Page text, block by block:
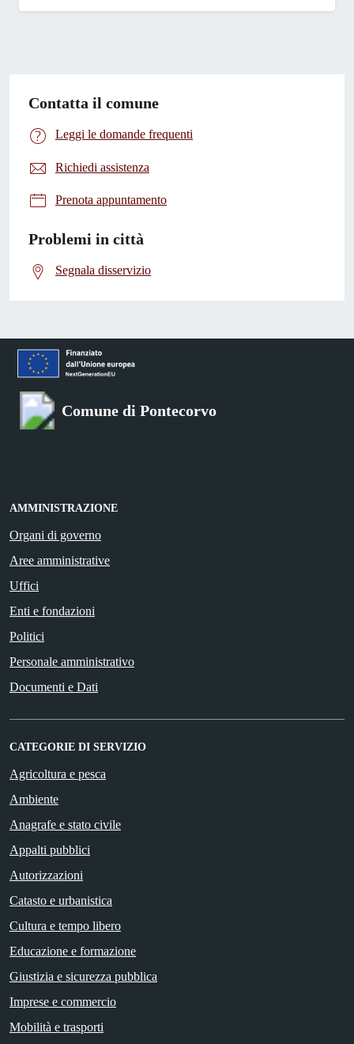
Contatta il comune
Leggi le domande frequenti
Richiedi assistenza
Prenota appuntamento
Problemi in città
Segnala disservizio
Comune di Pontecorvo
AMMINISTRAZIONE
Organi di governo
Aree amministrative
Uffici
Enti e fondazioni
Politici
Personale amministrativo
Documenti e Dati
CATEGORIE DI SERVIZIO
Agricoltura e pesca
Ambiente
Anagrafe e stato civile
Appalti pubblici
Autorizzazioni
Catasto e urbanistica
Cultura e tempo libero
Educazione e formazione
Giustizia e sicurezza pubblica
Imprese e commercio
Mobilità e trasporti